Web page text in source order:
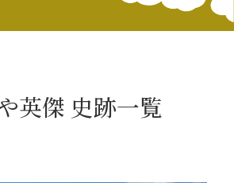
観光モデルコース
英傑 史跡一覧